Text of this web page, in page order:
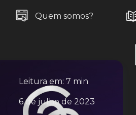
Quem somos?
Leitura em: 7 min
6 de julho de 2023